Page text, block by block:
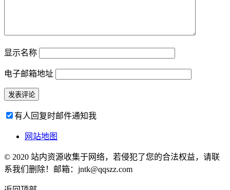
显示名称
电子邮箱地址
有人回复时邮件通知我
网站地图
© 2020 站内资源收集于网络，若侵犯了您的合法权益，请联
系我们删除！邮箱：jntk@qqszz.com